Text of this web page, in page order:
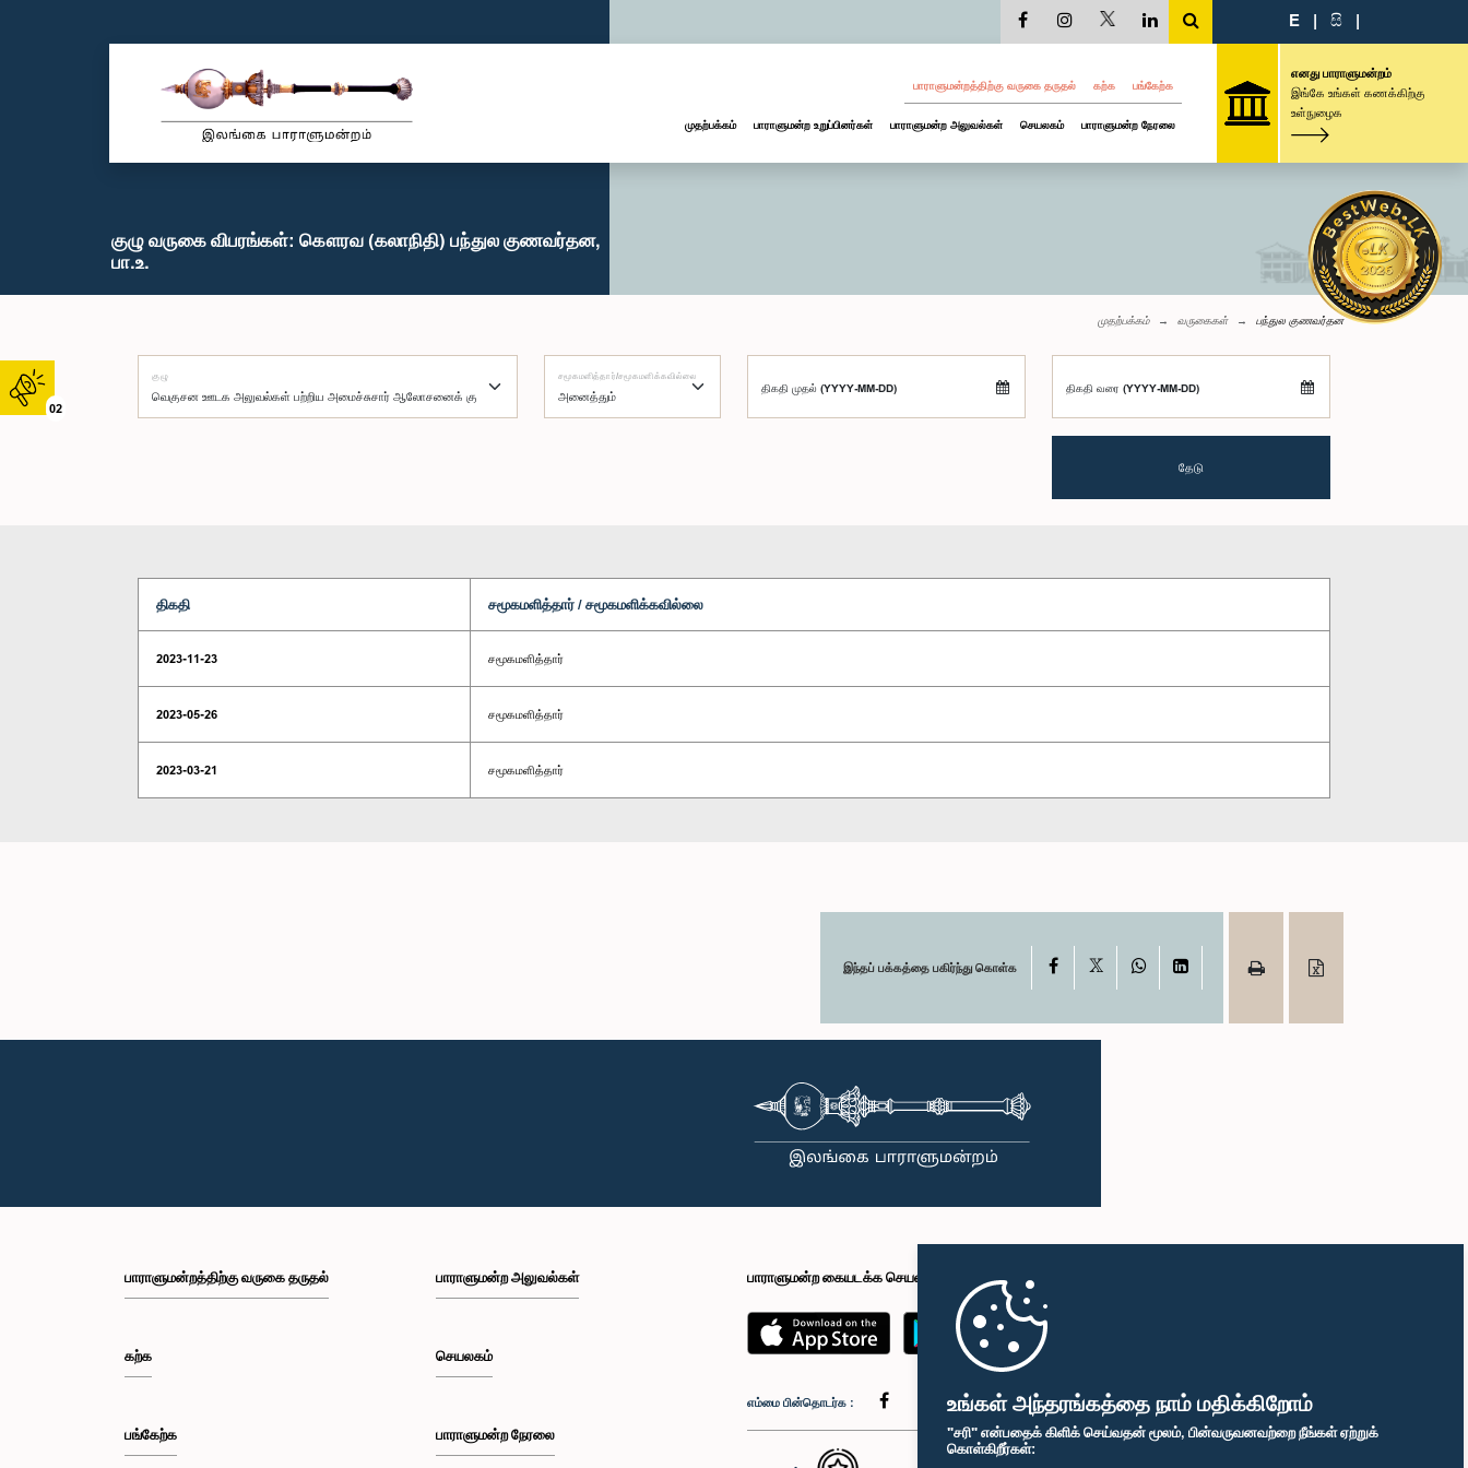
உங்கள் அந்தரங்கத்தை நாம் மதிக்கிறோம்
"சரி" என்பதைக் கிளிக் செய்வதன் மூலம், பின்வருவனவற்றை நீங்கள் ஏற்றுக்
கொள்கிறீர்கள்:
02
E | සි |
பாராளுமன்றத்திற்கு வருகை தருதல் கற்க பங்கேற்க
முதற்பக்கம் பாராளுமன்ற உறுப்பினர்கள் பாராளுமன்ற அலுவல்கள் செயலகம் பாராளுமன்ற நேரலை
எனது பாராளுமன்றம்
இங்கே உங்கள் கணக்கிற்கு
உள்நுழைக
குழு வருகை விபரங்கள்: கௌரவ (கலாநிதி) பந்துல குணவர்தன,
பா.உ.
முதற்பக்கம் வருகைகள் பந்துல குணவர்தன
குழு சமூகமளித்தார்/சமூகமளிக்கவில்லை
திகதி முதல் (YYYY-MM-DD) திகதி வரை (YYYY-MM-DD)
தேடு
திகதி சமூகமளித்தார் / சமூகமளிக்கவில்லை
2023-11-23 சமூகமளித்தார்
2023-05-26 சமூகமளித்தார்
2023-03-21 சமூகமளித்தார்
இந்தப் பக்கத்தை பகிர்ந்து கொள்க Facebook WhatsAppLinkedIn
பாராளுமன்றத்திற்கு வருகை தருதல்
கற்க
பங்கேற்க
பாராளுமன்ற அலுவல்கள்
செயலகம்
பாராளுமன்ற நேரலை
பாராளுமன்ற கையடக்க செயலி
எம்மை பின்தொடர்க :